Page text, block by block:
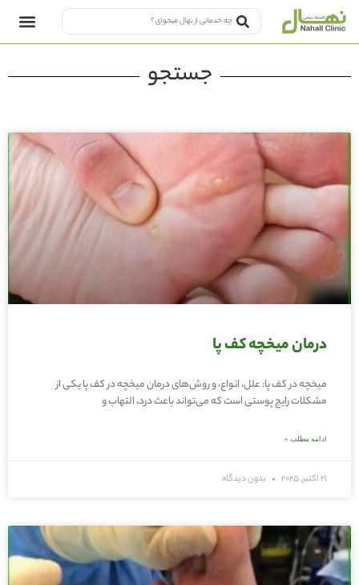
جستجو
درمان‌ میخچه کف پا
میخچه در کف پا: علل، انواع، و روش‌های درمان میخچه در کف پا یکی از
مشکلات رایج پوستی است که می‌تواند باعث درد، التهاب و
ادامه مطلب »
21 اکتبر, 2025 بدون دیدگاه